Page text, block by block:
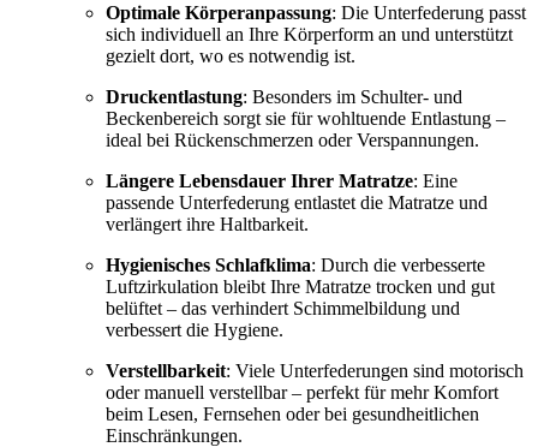
Optimale Körperanpassung: Die Unterfederung passt
sich individuell an Ihre Körperform an und unterstützt
gezielt dort, wo es notwendig ist.
Druckentlastung: Besonders im Schulter- und
Beckenbereich sorgt sie für wohltuende Entlastung –
ideal bei Rückenschmerzen oder Verspannungen.
Längere Lebensdauer Ihrer Matratze: Eine
passende Unterfederung entlastet die Matratze und
verlängert ihre Haltbarkeit.
Hygienisches Schlafklima: Durch die verbesserte
Luftzirkulation bleibt Ihre Matratze trocken und gut
belüftet – das verhindert Schimmelbildung und
verbessert die Hygiene.
Verstellbarkeit: Viele Unterfederungen sind motorisch
oder manuell verstellbar – perfekt für mehr Komfort
beim Lesen, Fernsehen oder bei gesundheitlichen
Einschränkungen.